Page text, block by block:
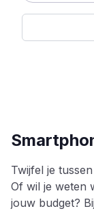
Twijfel je
Of wil je weten
jouw budget?